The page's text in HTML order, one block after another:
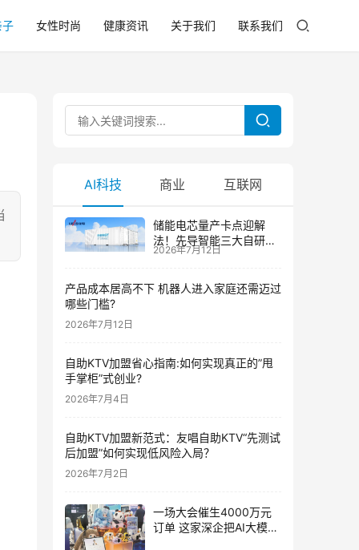
子 女性时尚 健康资讯 关于我们 联系我们
AI科技 商业 互联网
储能电芯量产卡点迎解
法！先导智能三大自研技
术攻克大尺寸制芯难题
2026年7月12日
产品成本居高不下 机器人进入家庭还需迈过
哪些门槛?
2026年7月12日
自助KTV加盟省心指南:如何实现真正的”甩
手掌柜”式创业?
2026年7月4日
自助KTV加盟新范式：友唱自助KTV“先测试
后加盟”如何实现低风险入局？
2026年7月2日
一场大会催生4000万元
订单 这家深企把AI大模型